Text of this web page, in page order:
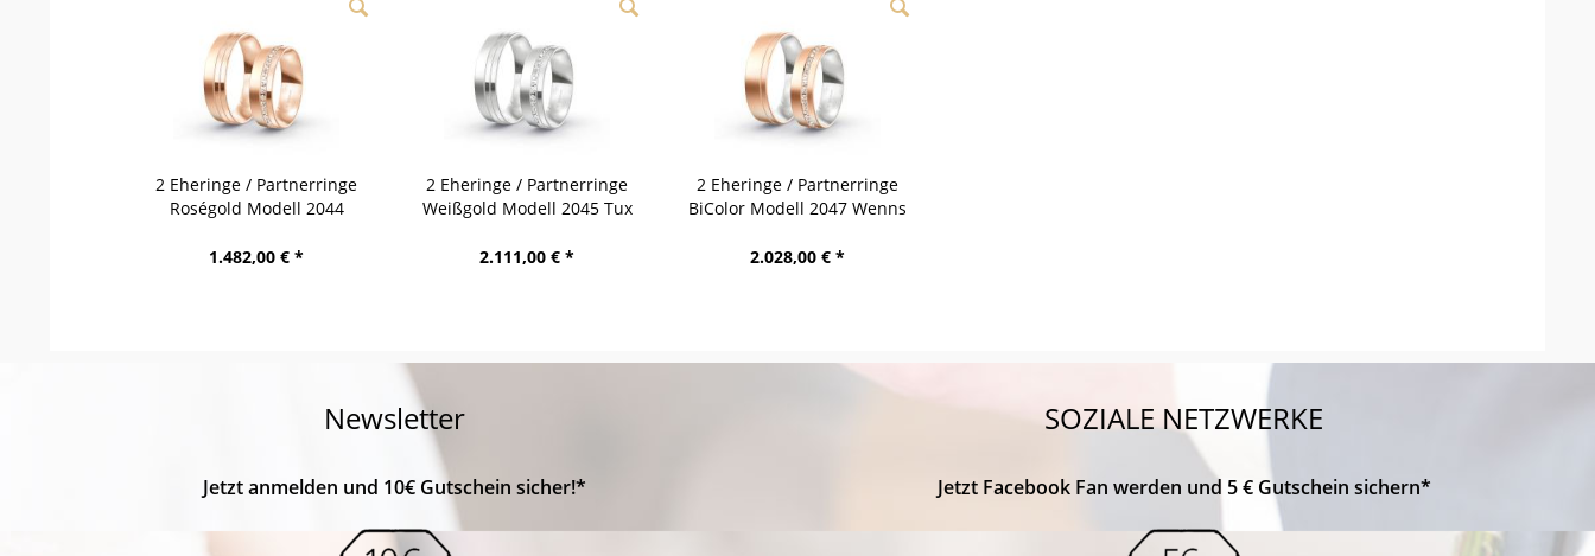
2 Eheringe / Partnerringe
Roségold Modell 2044
1.482,00 € *
2 Eheringe / Partnerringe
Weißgold Modell 2045 Tux
2.111,00 € *
2 Eheringe / Partnerringe
BiColor Modell 2047 Wenns
2.028,00 € *
Newsletter
Jetzt anmelden und 10€ Gutschein sicher!*
SOZIALE NETZWERKE
Jetzt Facebook Fan werden und 5 € Gutschein sichern*